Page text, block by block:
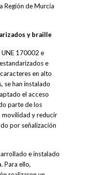
Región de Murcia
y braille
UNE 170002 e
e
en alto
se han instalado
el acceso
parte de los
movilidad y reducir
por señalización
e instalado
Para ello,